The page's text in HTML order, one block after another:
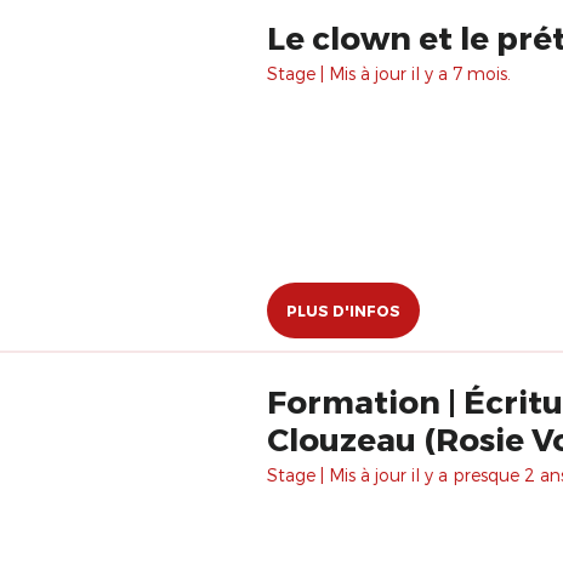
Le clown et le
Stage | Mis à jour il y a 7 mois.
PLUS D'INFOS
Formation |
Clouzeau (Rosie
Stage | Mis à jour il y a presque 2